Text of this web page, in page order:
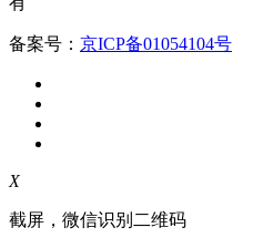
备案号： 京ICP备01054104号
X
截屏，微信识别二维码